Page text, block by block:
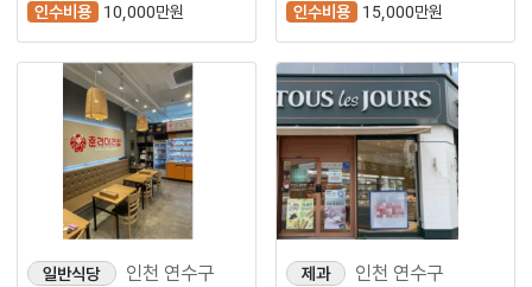
인수비용
10,000만원
인수비용
15,000만원
일반식당 인천 연수구 제과 인천 연수구